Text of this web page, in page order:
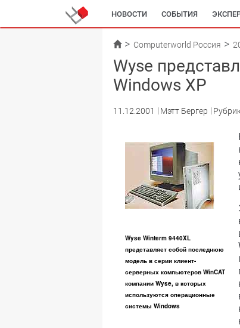
НОВОСТИ СОБЫТИЯ
Computerworld Россия
Wyse
Windows XP
11.12.2001 Мэтт Бергер
Wyse Winterm 9440XL
представляет собой последнюю
модель в серии клиент-
серверных компьютеров WinCAT
компании Wyse, в которых
используются операционные
системы Windows